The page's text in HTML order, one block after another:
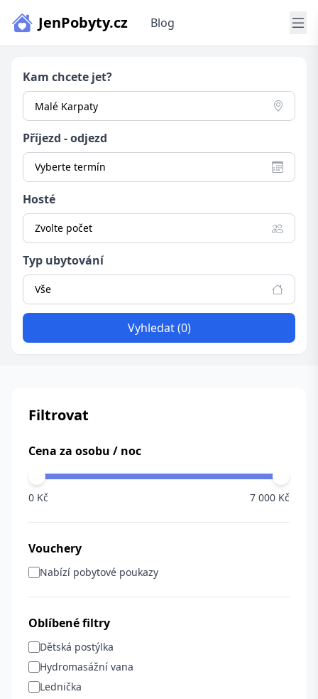
JenPobyty.cz Blog
Kam chcete jet?
Příjezd - odjezd
Vyberte termín
Hosté
Zvolte počet
Typ ubytování
Vše
Vyhledat (0)
Filtrovat
Cena za osobu / noc
0 Kč 7 000 Kč
Vouchery
Nabízí pobytové poukazy
Oblíbené filtry
Dětská postýlka
Hydromasážní vana
Lednička